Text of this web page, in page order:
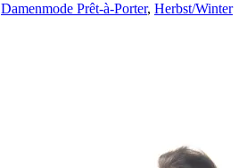
Damenmode Prêt-à-Porter, Herbst/Winter